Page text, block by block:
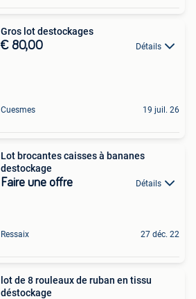
Gros lot destockages
€ 80,00 Détails
Cuesmes 19 juil. 26
Lot brocantes caisses à bananes
destockage
Faire une offre Détails
Ressaix 27 déc. 22
lot de 8 rouleaux de ruban en tissu
déstockage